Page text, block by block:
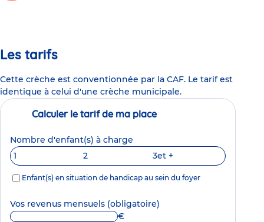
Les tarifs
Cette crèche est conventionnée par la CAF. Le tarif est
identique à celui d'une crèche municipale.
Calculer le tarif de ma place
Nombre d'enfant(s) à charge
1
2 3et +
Enfant(s) en situation de handicap au sein du foyer
Vos revenus mensuels (obligatoire)
€